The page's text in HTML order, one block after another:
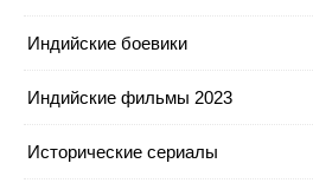
Индийские боевики
Индийские фильмы 2023
Исторические сериалы